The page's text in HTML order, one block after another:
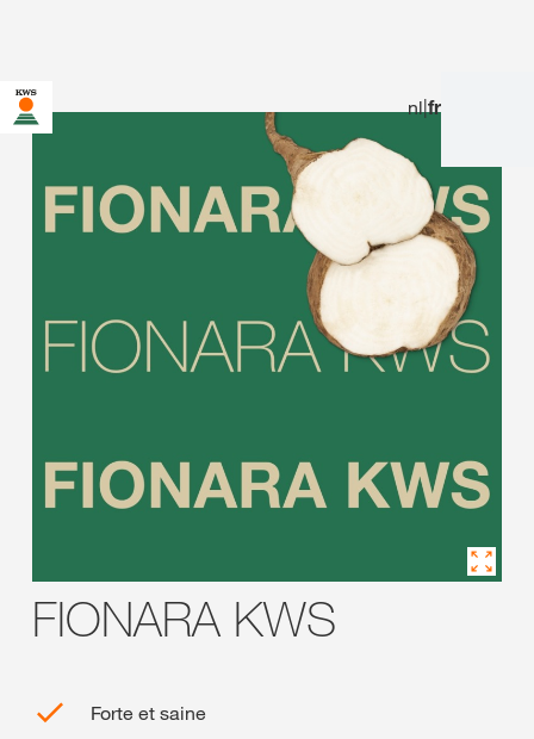
nl|fr
Vous êtes sur le site de KWS pour la Belgique. Une page
alternative pour votre pays existe pour cette page :
Voulez-vous changer maintenant ?
CHANGEZ
MAINTENANT
NE PAS
CHANGER CETTE
FOIS-CI
NE
DEMANDEZ
PLUS RIEN
FIONARA KWS
Forte et saine